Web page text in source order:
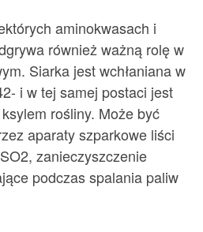
aminokwasach i
również ważną rolę w
Siarka jest wchłaniana w
i w tej samej postaci jest
rośliny. Może być
aparaty szparkowe liści
zanieczyszczenie
podczas spalania paliw